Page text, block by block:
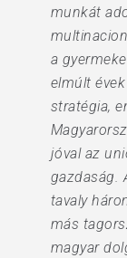
munkát
a
elmúlt
stratégia,
jóval az
gazdaság.
tavaly
más
magyar